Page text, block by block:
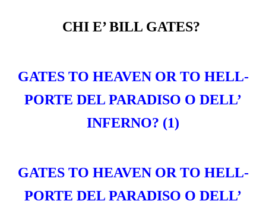
CHI E’ BILL GATES?
GATES TO HEAVEN OR TO HELL-
PORTE DEL PARADISO O DELL’
INFERNO? (1)
GATES TO HEAVEN OR TO HELL-
PORTE DEL PARADISO O DELL’